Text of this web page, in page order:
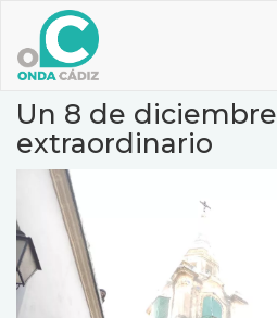
contenido
principal
Un 8 de diciembre
extraordinario